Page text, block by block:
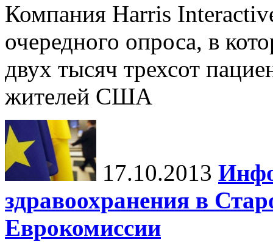
Компания Harris
очередного опроса, в
двух тысяч трехсот
жителей США
17.10.2013
здравоохранения в
Еврокомиссии